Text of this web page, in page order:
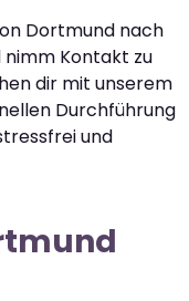
Dortmund nach
Kontakt zu
dir mit unserem
Durchführung
und